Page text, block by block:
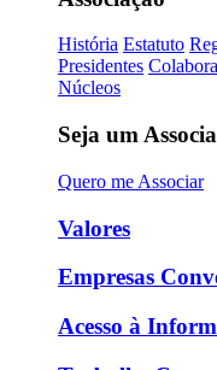
História Estatuto
Presidentes
Núcleos
Seja um
Quero me Associar
Valores
Empresas
Acesso à